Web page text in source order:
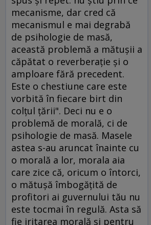
mecanisme, dar cred că
mecanismul e mai degrabă
de psihologie de masă,
această problemă a mătuşii a
căpătat o reverberaţie şi o
amploare fără precedent.
Este o chestiune care este
vorbită în fiecare birt din
colţul ţării". Deci nu e o
problemă de morală, ci de
psihologie de masă. Masele
astea s-au aruncat înainte cu
o morală a lor, morala aia
care zice că, oricum o întorci,
o mătuşă îmbogăţită de
profitori ai guvernului tău nu
este tocmai în regulă. Asta să
fie iritarea morală şi pentru